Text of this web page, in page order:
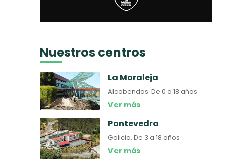
Nuestros centros
La Moraleja
Alcobendas.De 0 a 18 años
Ver más
Pontevedra
Galicia.De 3 a 18 años
Ver más